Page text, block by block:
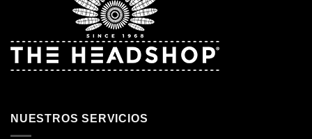
NUESTROS SERVICIOS